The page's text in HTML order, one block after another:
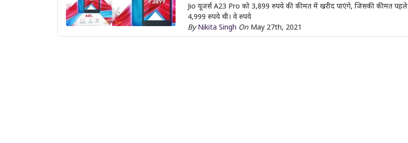
Jio यूजर्स A23 Pro को 3,899 रुपये की कीमत में खरीद पाएंगे, जिसकी कीमत पहले
4,999 रुपये थी। वे रुपये
ByNikita Singh On May 27th, 2021